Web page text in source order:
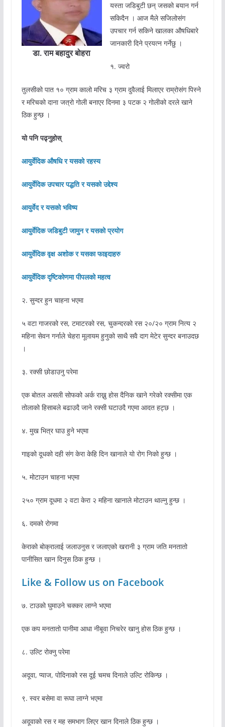
डा. राम बहादुर बोहरा
यस्ता जडिबुटी छन् जसको बयान गर्न
सकिदैन । आज मैले सजिलोसंग
उपचार गर्न सकिने खालका औषधिबारे
जानकारी दिने प्रयत्न गर्नेछु ।
१. ज्वरो
तुलसीको पात १० ग्राम कालो मरिच ३ ग्राम दुवैलाई मिलाएर राम्रोसंग पिस्ने
र मरिचको दाना जत्रो गोली बनाएर दिनमा ३ पटक २ गोलीको दरले खाने
ठिक हुन्छ ।
यो पनि पढ्नुहोस्
आयुर्वेदिक औषधि र यसको रहस्य
आयुर्वेदिक उपचार पद्धति र यसको उद्देश्य
आयुर्वेद र यसको भविष्य
आयुर्वेदिक जडिबुटी जामुन र यसको प्रयोग
आयुर्वेदिक वृक्ष अशोक र यसका फाइदाहरु
आयुर्वेदिक दृष्टिकोणमा पीपलको महत्व
२. सुन्दर हुन चाहना भएमा
५ वटा गाजरको रस, टमाटरको रस, चुकन्दरको रस २०/२० ग्राम नित्य २
महिना सेवन गर्नाले चेहरा मूलायम हुनुको साथै सवै दाग मेटेर सुन्दर बनाउदछ
।
३. रक्सी छोडाउनु परेमा
एक बोतल असली सोफको अर्क राख्नु होस दैनिक खाने गरेको रक्सीमा एक
तोलाको हिसाबले बढाउदै जाने रक्सी घटाउदै गएमा आदत हट्छ ।
४. मुख भित्र घाउ हुने भएमा
गाइको दूधको दही संग केरा केहि दिन खानाले यो रोग निको हुन्छ ।
५. मोटाउन चाहना भएमा
२५० ग्राम दूधमा २ वटा केरा २ महिना खानाले मोटाउन थाल्नु हुन्छ ।
६. दमको रोगमा
केराको बोक्रालाई जलाउनुस र जलाएको खरानी ३ ग्राम जति मनतातो
पानीसित खान दिनुस ठिक हुन्छ ।
Like & Follow us on Facebook
७. टाउको घुमाउने चक्कर लाग्ने भएमा
एक कप मनतातो पानीमा आधा नीबूवा निचरेर खानु होस ठिक हुन्छ ।
८. उल्टि रोक्नु परेमा
अदूवा, प्याज, पोदिनाको रस दूई चमच दिनाले उल्टि रोकिन्छ ।
९. स्वर बसेमा वा रूघा लाग्ने भएमा
अदूवाको रस र मह समभाग लिएर खान दिनाले ठिक हुन्छ ।